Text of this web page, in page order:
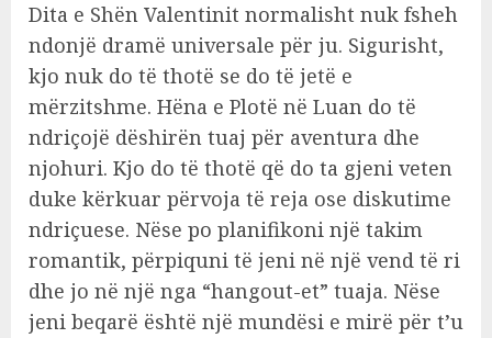
Dita e Shën Valentinit normalisht nuk fsheh
ndonjë dramë universale për ju. Sigurisht,
kjo nuk do të thotë se do të jetë e
mërzitshme. Hëna e Plotë në Luan do të
ndriçojë dëshirën tuaj për aventura dhe
njohuri. Kjo do të thotë që do ta gjeni veten
duke kërkuar përvoja të reja ose diskutime
ndriçuese. Nëse po planifikoni një takim
romantik, përpiquni të jeni në një vend të ri
dhe jo në një nga “hangout-et” tuaja. Nëse
jeni beqarë është një mundësi e mirë për t’u